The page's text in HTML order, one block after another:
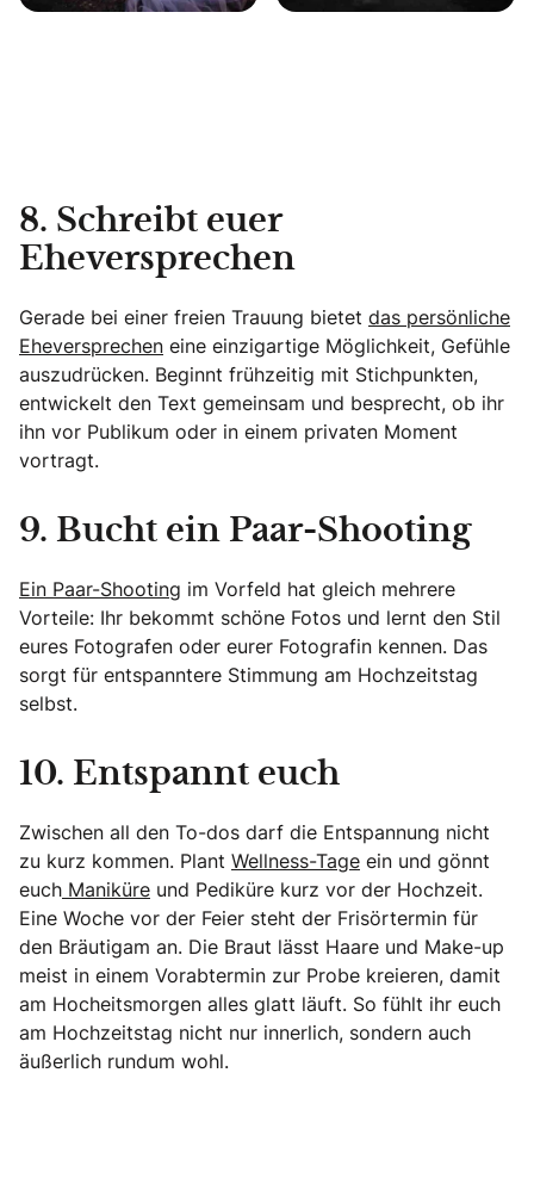
8. Schreibt euer
Eheversprechen
Gerade bei einer freien Trauung bietet das persönliche
Eheversprechen eine einzigartige Möglichkeit, Gefühle
auszudrücken. Beginnt frühzeitig mit Stichpunkten,
entwickelt den Text gemeinsam und besprecht, ob ihr
ihn vor Publikum oder in einem privaten Moment
vortragt.
9. Bucht ein Paar-Shooting
Ein Paar-Shooting im Vorfeld hat gleich mehrere
Vorteile: Ihr bekommt schöne Fotos und lernt den Stil
eures Fotografen oder eurer Fotografin kennen. Das
sorgt für entspanntere Stimmung am Hochzeitstag
selbst.
10. Entspannt euch
Zwischen all den To-dos darf die Entspannung nicht
zu kurz kommen. Plant Wellness-Tage ein und gönnt
euch Maniküre und Pediküre kurz vor der Hochzeit.
Eine Woche vor der Feier steht der Frisörtermin für
den Bräutigam an. Die Braut lässt Haare und Make-up
meist in einem Vorabtermin zur Probe kreieren, damit
am Hocheitsmorgen alles glatt läuft. So fühlt ihr euch
am Hochzeitstag nicht nur innerlich, sondern auch
äußerlich rundum wohl.